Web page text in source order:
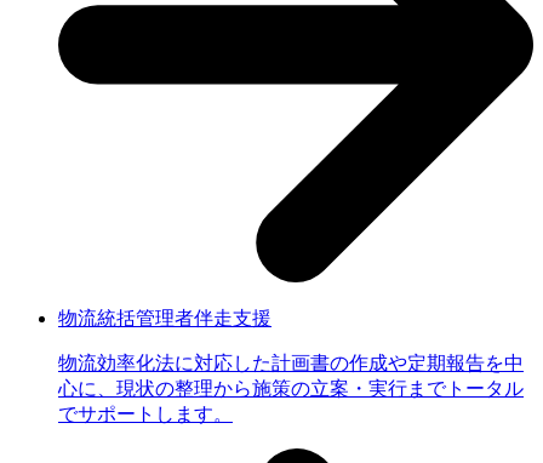
物流統括管理者伴走支援
物流効率化法に対応した計画書の作成や定期報告を中
心に、現状の整理から施策の立案・実行までトータル
でサポートします。